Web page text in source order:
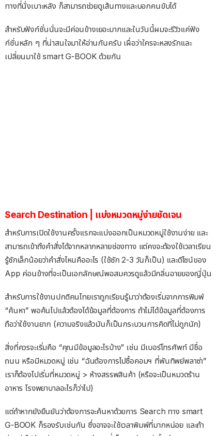
ทางที่นั่งเบาะหลัง ก็สามารถช่วยดูเส้นทางและบอกคนขับได้
สำหรับฟังก์ชั่นนั่นจะมีค่อนข้างเยอะมากและในวันนี้ผมจะรีวิวแค่ฟัง
ก์ชั่นหลัก ๆ ที่น่าสนใจมาให้อ่านกันครับ เผื่อว่าใครจะหลงรักและ
เปลี่ยนมาใช้ smart G-BOOK ด้วยกัน
Search Destination | แบ่งหมวดหมู่ง่ายชัดเจน
สำหรับการเปิดใช้งานครั้งแรกจะแบ่งออกเป็นหมวดหมู่ใช้งานง่าย และ
สามารถเข้าถึงคำสั่งได้จากหลากหลายช่องทาง แต่คงจะต้องใช้เวลาเรียน
รู้ซักเล็กน้อยว่าคำสั่งไหนคืออะไร (ใช้ซัก 2-3 วันก็เป็น) และดีไซน์ของ
App ค่อนข้างที่จะเป็นเอกลักษณ์พอสมควรดูแล้วมีกลิ่นอายของญี่ปุ่น
สำหรับการใช้งานปกติคนไทยเราถูกเรียนรู้มาว่าต้องเริ่มจากการพิมพ์
“ค้นหา” พอค้นไปแล้วต้องได้ข้อมูลที่ต้องการ ถ้าไม่ได้ข้อมูลที่ต้องการ
ถือว่าใช้งานยาก (ความจริงแล้วมันก็เป็นกระบวนการคิดที่ไม่ถูกนัก)
สิ่งที่ควรจะเริ่มคือ “คุณมีข้อมูลอะไรบ้าง” เช่น มีเบอร์โทรศัพท์ มีชื่อ
ถนน หรือมีหมวดหมู่ เช่น “ฉันต้องการไปซื้อคอมฯ ที่พันทิพย์พลาซ่า”
เราก็ต้องไปเริ่มที่หมวดหมู่ > ห้างสรรพสินค้า (หรือจะเป็นหมวดร้าน
อาหาร โรงพยาบาลอะไรก็ว่าไป)
แต่ถ้าหากยังยืนยันว่าต้องการจะค้นหาด้วยการ Search ทาง smart
G-BOOK ก็รองรับเช่นกัน ซึ่งอาจจะใช้เวลาพิมพ์ที่มากหน่อย และถ้า